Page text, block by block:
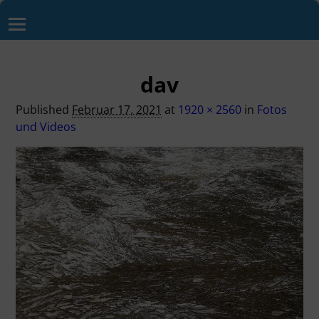
dav
Published Februar 17, 2021 at 1920 × 2560 in Fotos
und Videos